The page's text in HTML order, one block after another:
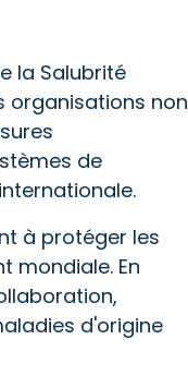
la Salubrité
organisations non
de
à protéger les
mondiale. En
d'origine